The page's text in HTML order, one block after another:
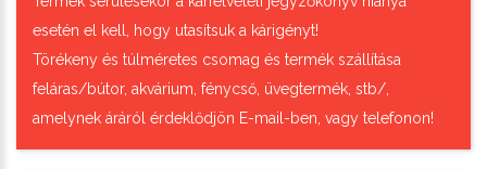
esetén el kell, hogy utasítsuk a kárigényt!
Törékeny és túlméretes csomag és termék szállítása
feláras/bútor, akvárium, fénycső, üvegtermék, stb/,
amelynek áráról érdeklődjön E-mail-ben, vagy telefonon!